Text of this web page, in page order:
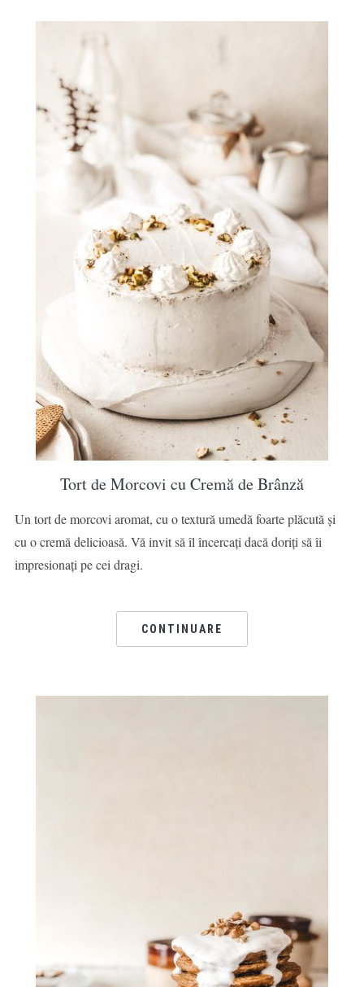
Tort de Morcovi cu Cremă de Brânză
Un tort de morcovi aromat, cu o textură umedă foarte plăcută și
cu o cremă delicioasă. Vă invit să îl încercați dacă doriți să îi
impresionați pe cei dragi.
CONTINUARE